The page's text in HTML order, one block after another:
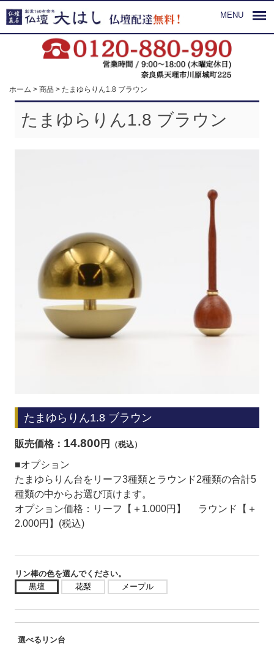
MENU
ホーム > 商品 > たまゆらりん1.8 ブラウン
たまゆらりん1.8 ブラウン
たまゆらりん1.8 ブラウン
販売価格： 14.800 円 （税込）
■オプション
たまゆらりん台をリーフ3種類とラウンド2種類の合計5
種類の中からお選び頂けます。
オプション価格：リーフ【＋1.000円】
ラウンド【＋
2.000円】(税込)
リン棒の色を選んでください。
黒壇
花梨 メープル
選べるリン台